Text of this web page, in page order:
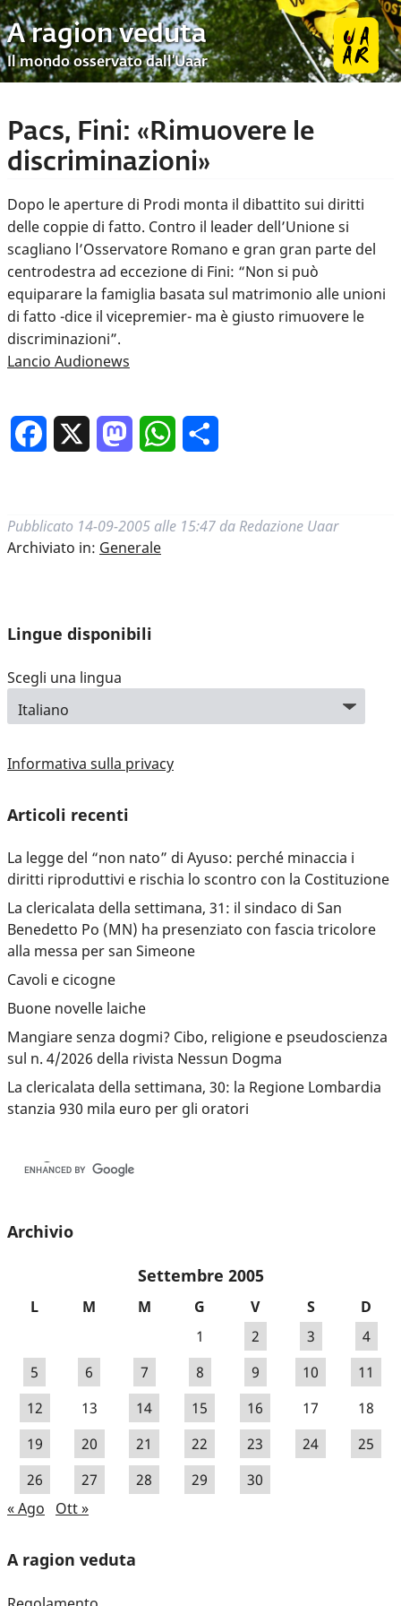
A ragion veduta
Il mondo osservato dall’Uaar
Pacs, Fini: «Rimuovere le
discriminazioni»
Dopo le aperture di Prodi monta il dibattito sui diritti
delle coppie di fatto. Contro il leader dell’Unione si
scagliano l’Osservatore Romano e gran gran parte del
centrodestra ad eccezione di Fini: “Non si può
equiparare la famiglia basata sul matrimonio alle unioni
di fatto -dice il vicepremier- ma è giusto rimuovere le
discriminazioni”.
Lancio Audionews
Facebook MastodonWhatsApp
Pubblicato 14-09-2005 alle 15:47 da Redazione Uaar
Archiviato in: Generale
Lingue disponibili
Scegli una lingua
Informativa sulla privacy
Articoli recenti
La legge del “non nato” di Ayuso: perché minaccia i
diritti riproduttivi e rischia lo scontro con la Costituzione
La clericalata della settimana, 31: il sindaco di San
Benedetto Po (MN) ha presenziato con fascia tricolore
alla messa per san Simeone
Cavoli e cicogne
Buone novelle laiche
Mangiare senza dogmi? Cibo, religione e pseudoscienza
sul n. 4/2026 della rivista Nessun Dogma
La clericalata della settimana, 30: la Regione Lombardia
stanzia 930 mila euro per gli oratori
Archivio
Settembre 2005
L M M G V S
D
1
2 3
4
5
6 7 8 9 10
11
12
13 14 15 16 17
18
19
20 21 22 23 24
25
26
27 28 29
30
« Ago
Ott »
A ragion veduta